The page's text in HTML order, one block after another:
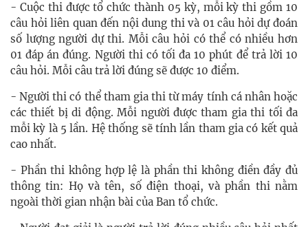
- Cuộc thi được tổ chức thành 05 kỳ, mỗi kỳ thi gồm 10
câu hỏi liên quan đến nội dung thi và 01 câu hỏi dự đoán
số lượng người dự thi. Mỗi câu hỏi có thể có nhiều hơn
01 đáp án đúng. Người thi có tối đa 10 phút để trả lời 10
câu hỏi. Mỗi câu trả lời đúng sẽ được 10 điểm.
- Người thi có thể tham gia thi từ máy tính cá nhân hoặc
các thiết bị di động. Mỗi người được tham gia thi tối đa
mỗi kỳ là 5 lần. Hệ thống sẽ tính lần tham gia có kết quả
cao nhất.
- Phần thi không hợp lệ là phần thi không điền đầy đủ
thông tin: Họ và tên, số điện thoại, và phần thi nằm
ngoài thời gian nhận bài của Ban tổ chức.